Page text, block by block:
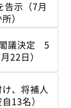
告示（7月
）
議決定 5
22日）
、将補人
13名）